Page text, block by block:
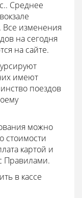
Среднее
Все изменения
на сегодня
на сайте.
имеют
поездов
можно
стоимости
картой и
Правилами.
в кассе